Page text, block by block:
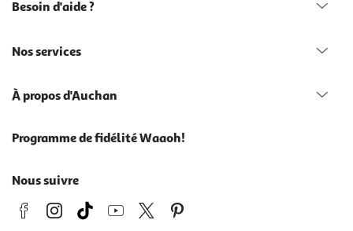
Besoin d'aide ?
Nos services
À propos d'Auchan
Programme de fidélité Waaoh!
Nous suivre